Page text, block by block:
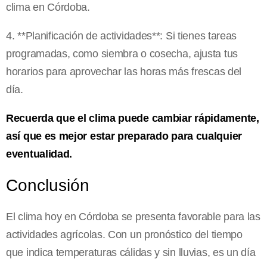
clima en Córdoba.
4. **Planificación de actividades**: Si tienes tareas
programadas, como siembra o cosecha, ajusta tus
horarios para aprovechar las horas más frescas del
día.
Recuerda que el clima puede cambiar rápidamente,
así que es mejor estar preparado para cualquier
eventualidad.
Conclusión
El clima hoy en Córdoba se presenta favorable para las
actividades agrícolas. Con un pronóstico del tiempo
que indica temperaturas cálidas y sin lluvias, es un día